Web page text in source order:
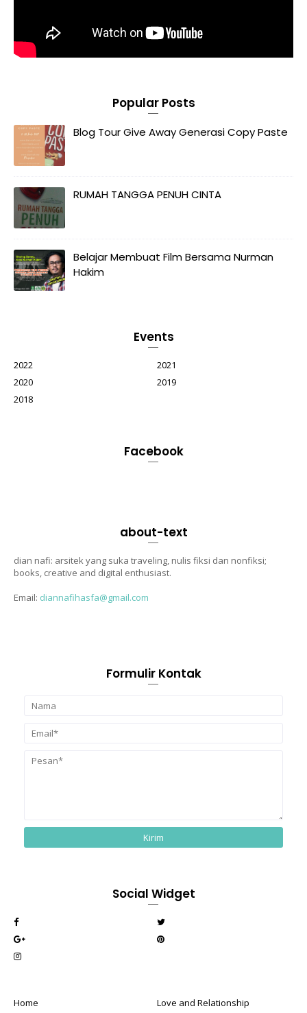
Popular Posts
Blog Tour Give Away Generasi Copy Paste
RUMAH TANGGA PENUH CINTA
Belajar Membuat Film Bersama Nurman
Hakim
Events
2022
2021
2020
2019
2018
Facebook
about-text
dian nafi: arsitek yang suka traveling, nulis fiksi dan nonfiksi;
books, creative and digital enthusiast.
Email: diannafihasfa@gmail.com
Formulir Kontak
Social Widget
Home
Love and Relationship